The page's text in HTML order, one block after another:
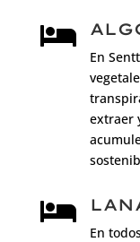

En
extraer

En